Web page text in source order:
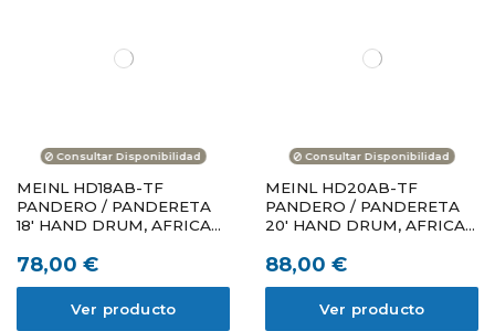
Consultar Disponibilidad
MEINL HD18AB-TF
PANDERO / PANDERETA
18' HAND DRUM, AFRICAN
HEADED
78,00 €
Ver producto
Consultar Disponibilidad
MEINL HD20AB-TF
PANDERO / PANDERETA
20' HAND DRUM, AFRICAN
HEADED
88,00 €
Ver producto